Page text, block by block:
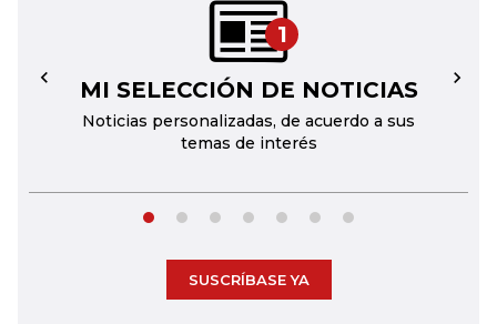
1
MI SELECCIÓN DE NOTICIAS
Noticias personalizadas, de acuerdo a sus
temas de interés
← →
SUSCRÍBASE YA